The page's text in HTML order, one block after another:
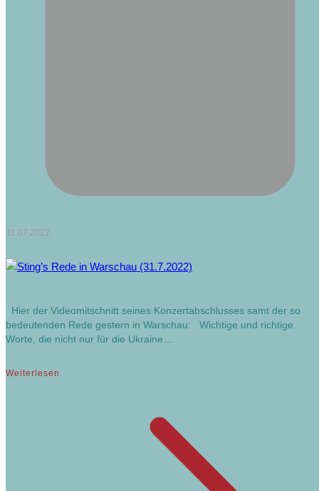
31.07.2022
Hier der Videomitschnitt seines Konzertabschlusses samt der so
bedeutenden Rede gestern in Warschau: Wichtige und richtige
Worte, die nicht nur für die Ukraine…
Weiterlesen